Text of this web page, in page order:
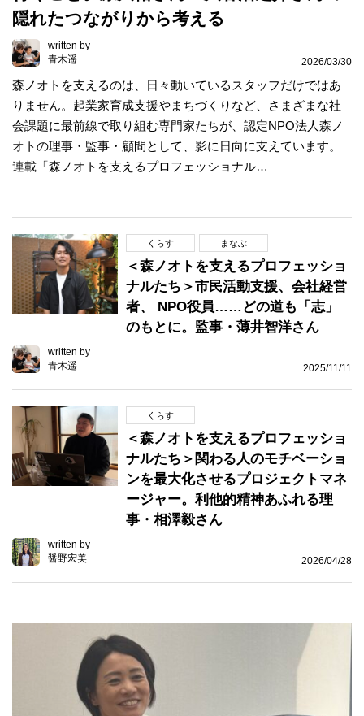
隠れたつながりから考える
written by
青木遥
2026/03/30
森ノオトを支えるのは、日々動いているスタッフだけではあ
りません。起業家育成支援やまちづくりなど、さまざまな社
会課題に最前線で取り組む専門家たちが、認定NPO法人森ノ
オトの理事・監事・顧問として、影に日向に支えています。
連載「森ノオトを支えるプロフェッショナル…
くらす まなぶ
＜森ノオトを支えるプロフェッショ
ナルたち＞市民活動支援、会社経営
者、 NPO役員……どの道も「志」
のもとに。監事・薄井智洋さん
written by
青木遥
2025/11/11
くらす
＜森ノオトを支えるプロフェッショ
ナルたち＞関わる人のモチベーショ
ンを最大化させるプロジェクトマネ
ージャー。利他的精神あふれる理
事・相澤毅さん
written by
醤野宏美
2026/04/28